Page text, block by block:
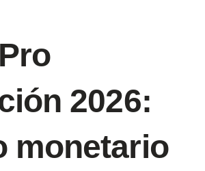
2026:
monetario